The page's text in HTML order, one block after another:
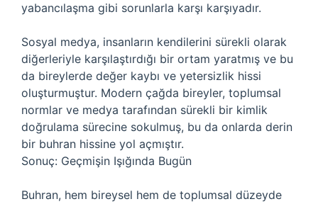
yabancılaşma gibi sorunlarla karşı karşıyadır.
Sosyal medya, insanların kendilerini sürekli olarak
diğerleriyle karşılaştırdığı bir ortam yaratmış ve bu
da bireylerde değer kaybı ve yetersizlik hissi
oluşturmuştur. Modern çağda bireyler, toplumsal
normlar ve medya tarafından sürekli bir kimlik
doğrulama sürecine sokulmuş, bu da onlarda derin
bir buhran hissine yol açmıştır.
Sonuç: Geçmişin Işığında Bugün
Buhran, hem bireysel hem de toplumsal düzeyde